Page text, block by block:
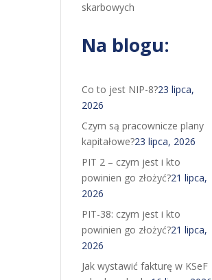
skarbowych
Na blogu:
Co to jest NIP-8?23 lipca,
2026
Czym są pracownicze plany
kapitałowe?23 lipca, 2026
PIT 2 – czym jest i kto
powinien go złożyć?21 lipca,
2026
PIT-38: czym jest i kto
powinien go złożyć?21 lipca,
2026
Jak wystawić fakturę w KSeF